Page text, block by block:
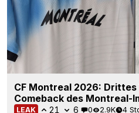
CF Montreal 2026:
Comeback des Montreal-
LEAK 21 6 0 2.9K 4